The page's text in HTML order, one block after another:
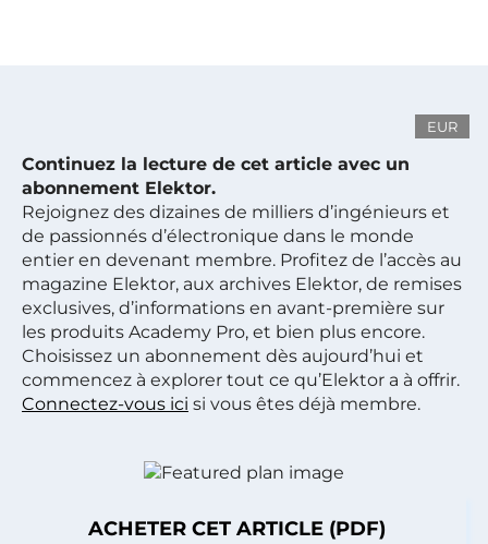
EUR
Continuez la lecture de cet article avec un
abonnement Elektor.
Rejoignez des dizaines de milliers d’ingénieurs et
de passionnés d’électronique dans le monde
entier en devenant membre. Profitez de l’accès au
magazine Elektor, aux archives Elektor, de remises
exclusives, d’informations en avant-première sur
les produits Academy Pro, et bien plus encore.
Choisissez un abonnement dès aujourd’hui et
commencez à explorer tout ce qu’Elektor a à offrir.
Connectez-vous ici si vous êtes déjà membre.
ACHETER CET ARTICLE (PDF)